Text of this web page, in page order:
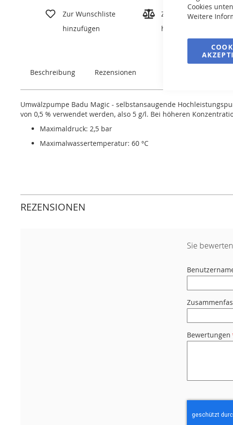
Cookies
Weitere
Zur Wunschliste
hinzufügen
Zur Vergleichsliste
hinzufügen
Beschreibung Rezensionen
Umwälzpumpe Badu Magic - selbstansaugende
von 0,5 % verwendet werden, also 5 g/l. Bei höheren
Maximaldruck: 2,5 bar
Maximalwassertemperatur: 60 °C
REZENSIONEN
Sie
Bewertungen